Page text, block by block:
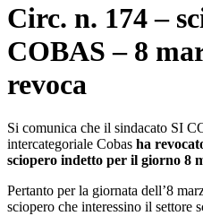
Circ. n. 174 –
COBAS – 8
revoca
Si comunica che il sindacato SI
intercategoriale Cobas ha
sciopero indetto per il giorno 8
Pertanto per la giornata dell’8
sciopero che interessino il settore